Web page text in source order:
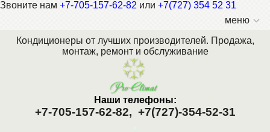
Звоните нам +7-705-157-62-82 или +7(727) 354 52 31
меню
Кондиционеры от лучших производителей. Продажа,
монтаж, ремонт и обслуживание
Наши телефоны:
+7-705-157-62-82, +7(727)-354-52-31
.